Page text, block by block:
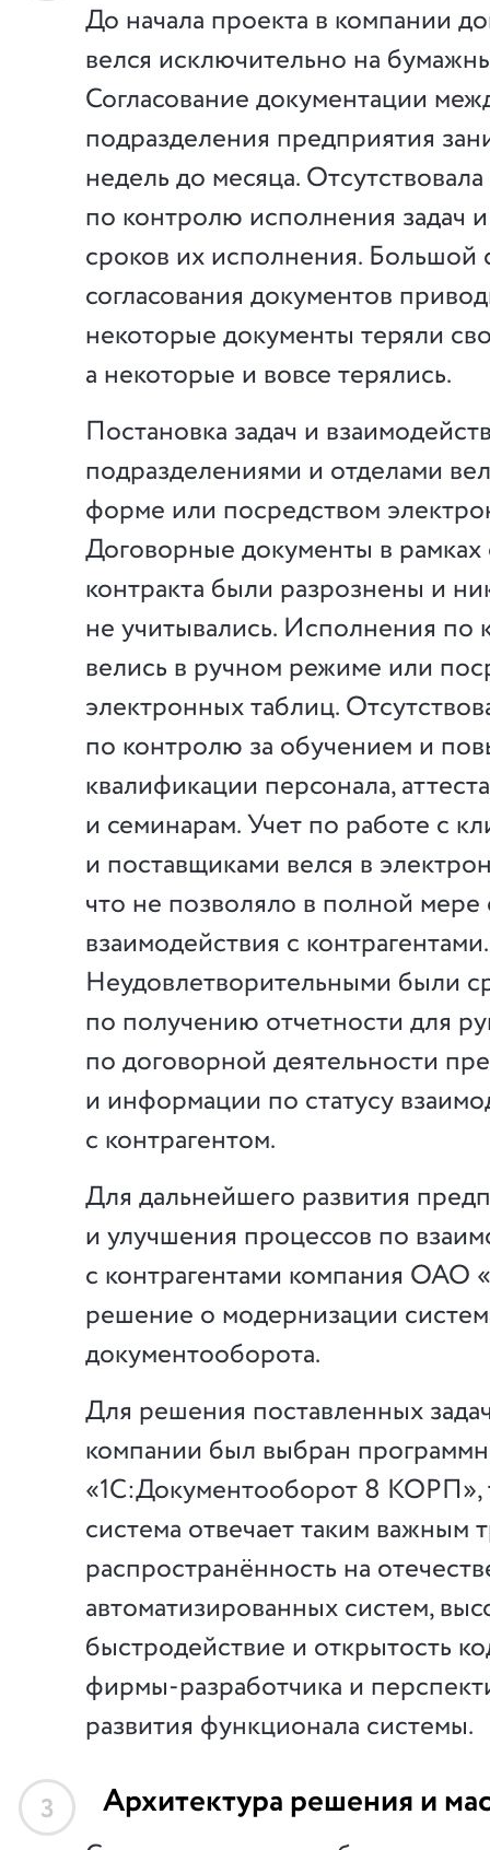
До начала проекта в компании
велся исключительно на
Согласование документации
подразделения предприятия
недель до месяца.
по контролю исполнения задач
сроков их исполнения. Большой
согласования документов
некоторые документы теряли
а некоторые и вовсе терялись.
Постановка задач и
подразделениями и отделами
форме или посредством
Договорные документы в рамках
контракта были разрознены и
не учитывались. Исполнения по
велись в ручном режиме или
электронных таблиц.
по контролю за обучением и
квалификации персонала,
и семинарам. Учет по работе с
и поставщиками велся в
что не позволяло в полной мере
взаимодействия с контрагентами.
Неудовлетворительными были
по получению отчетности для
по договорной деятельности
и информации по статусу
с контрагентом.
Для дальнейшего развития
и улучшения процессов по
с контрагентами компания
решение о модернизации
документооборота.
Для решения поставленных
компании был выбран
«1С:Документооборот 8 КОРП»,
система отвечает таким важным
распространённость на
автоматизированных систем,
быстродействие и открытость
фирмы-разработчика и
развития функционала системы.
3 Архитектура решения и